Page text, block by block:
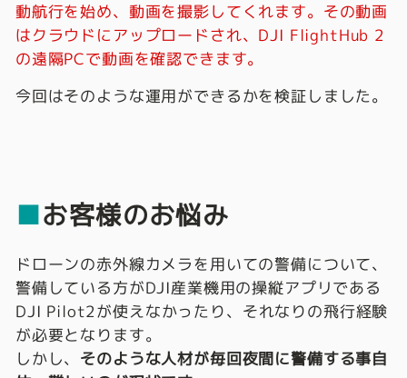
動航行を始め、動画を撮影してくれます。その動画
はクラウドにアップロードされ、DJI FlightHub 2
の遠隔PCで動画を確認できます。
今回はそのような運用ができるかを検証しました。
■お客様のお悩み
ドローンの赤外線カメラを用いての警備について、
警備している方がDJI産業機用の操縦アプリである
DJI Pilot2が使えなかったり、それなりの飛行経験
が必要となります。
しかし、 そのような人材が毎回夜間に警備する事自